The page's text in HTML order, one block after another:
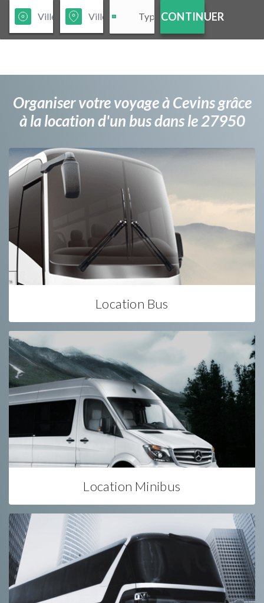
CONTINUER
Organiser votre voyage à Cevins grâce
à la location d'un bus dans le 27950
Location Bus
Location Minibus